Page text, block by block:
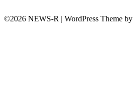
©2026 NEWS-R | WordPress Theme by